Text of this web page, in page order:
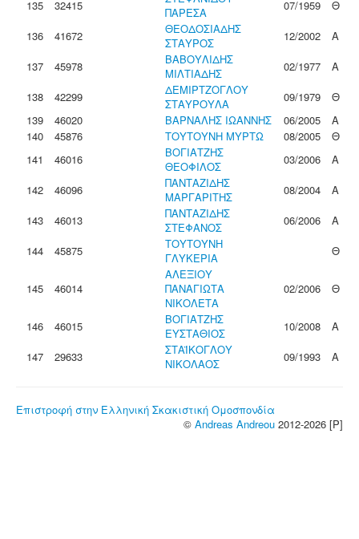
135 32415
ΠΑΡΕΣΑ
07/1959
Θ
136
41672
ΘΕΟΔΟΣΙΑΔΗΣ
ΣΤΑΥΡΟΣ
12/2002
Α
137
45978
ΒΑΒΟΥΛΙΔΗΣ
ΜΙΛΤΙΑΔΗΣ
02/1977
Α
138
42299
ΔΕΜΙΡΤΖΟΓΛΟΥ
ΣΤΑΥΡΟΥΛΑ
09/1979
Θ
139
46020 ΒΑΡΝΑΛΗΣ ΙΩΑΝΝΗΣ 06/2005
Α
140
45876 ΤΟΥΤΟΥΝΗ ΜΥΡΤΩ 08/2005
Θ
141
46016
ΒΟΓΙΑΤΖΗΣ
ΘΕΟΦΙΛΟΣ
03/2006
Α
142
46096
ΠΑΝΤΑΖΙΔΗΣ
ΜΑΡΓΑΡΙΤΗΣ
08/2004
Α
143
46013
ΠΑΝΤΑΖΙΔΗΣ
ΣΤΕΦΑΝΟΣ
06/2006
Α
144
45875
ΤΟΥΤΟΥΝΗ
ΓΛΥΚΕΡΙΑ
Θ
145 46014
ΑΛΕΞΙΟΥ
ΠΑΝΑΓΙΩΤΑ
ΝΙΚΟΛΕΤΑ
02/2006 Θ
146 46015
ΒΟΓΙΑΤΖΗΣ
ΕΥΣΤΑΘΙΟΣ
10/2008
Α
147
29633
ΣΤΑΪΚΟΓΛΟΥ
ΝΙΚΟΛΑΟΣ
09/1993 Α
Επιστροφή στην Ελληνική Σκακιστική Ομοσπονδία
© Andreas Andreou 2012-2026 [P]